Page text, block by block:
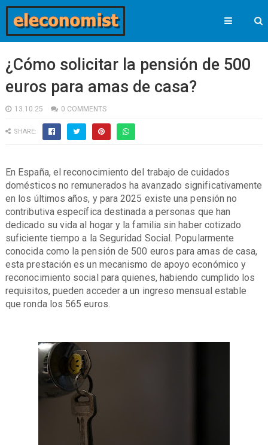
¿Cómo solicitar la pensión de 500
euros para amas de casa?
13.10.25 0 COMMENTS
SHARE:
En España, el reconocimiento del trabajo de cuidados
domésticos no remunerados ha avanzado significativamente
en los últimos años, y para 2025 existe una pensión no
contributiva específica destinada a personas que han
dedicado su vida al hogar y la familia sin haber cotizado
suficiente tiempo a la Seguridad Social. Popularmente
conocida como la pensión de 500 euros para amas de casa,
esta prestación es un mecanismo de apoyo económico y
reconocimiento social para quienes, habiendo cumplido los
requisitos, pueden acceder a un ingreso mensual estable
que ronda los 565 euros.